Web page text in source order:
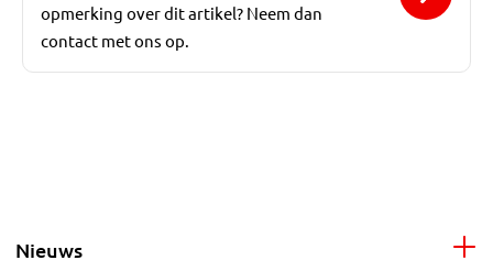
opmerking over dit artikel? Neem dan
contact met ons op.
Nieuws